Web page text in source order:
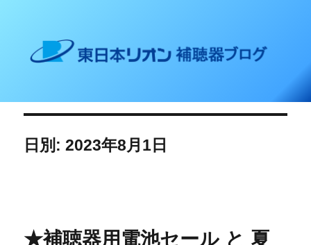
東日本リオン 補聴器ブログ
日別: 2023年8月1日
★補聴器用電池セール と 夏